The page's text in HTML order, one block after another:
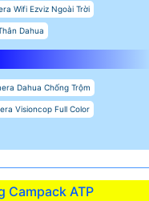
Wifi Ezviz Ngoài Trời
Dahua
Dahua Chống Trộm
Visioncop Full Color
Campack ATP